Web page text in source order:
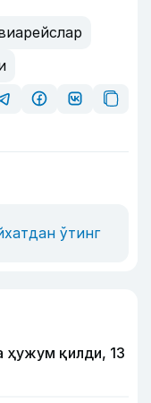
ўтинг
ҳужум қилди, 13